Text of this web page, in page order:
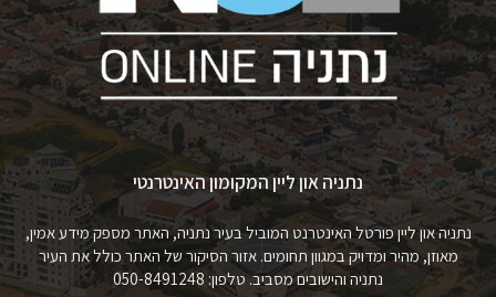
נתניה און ליין המקומון האינטרנטי
נתניה און ליין פורטל האינטרנט המוביל בעיר נתניה, האתר מספק מידע אמין,
מאוזן, מהיר ומדויק במגוון תחומים. אזור הסיקור של האתר כולל את העיר
נתניה והישובים מסביב. טלפון: 050-8491248